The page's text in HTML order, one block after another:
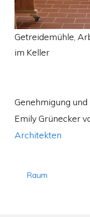
Getreidemühle,
im Keller
Genehmigung
Emily Grünecker
Architekten
Raum